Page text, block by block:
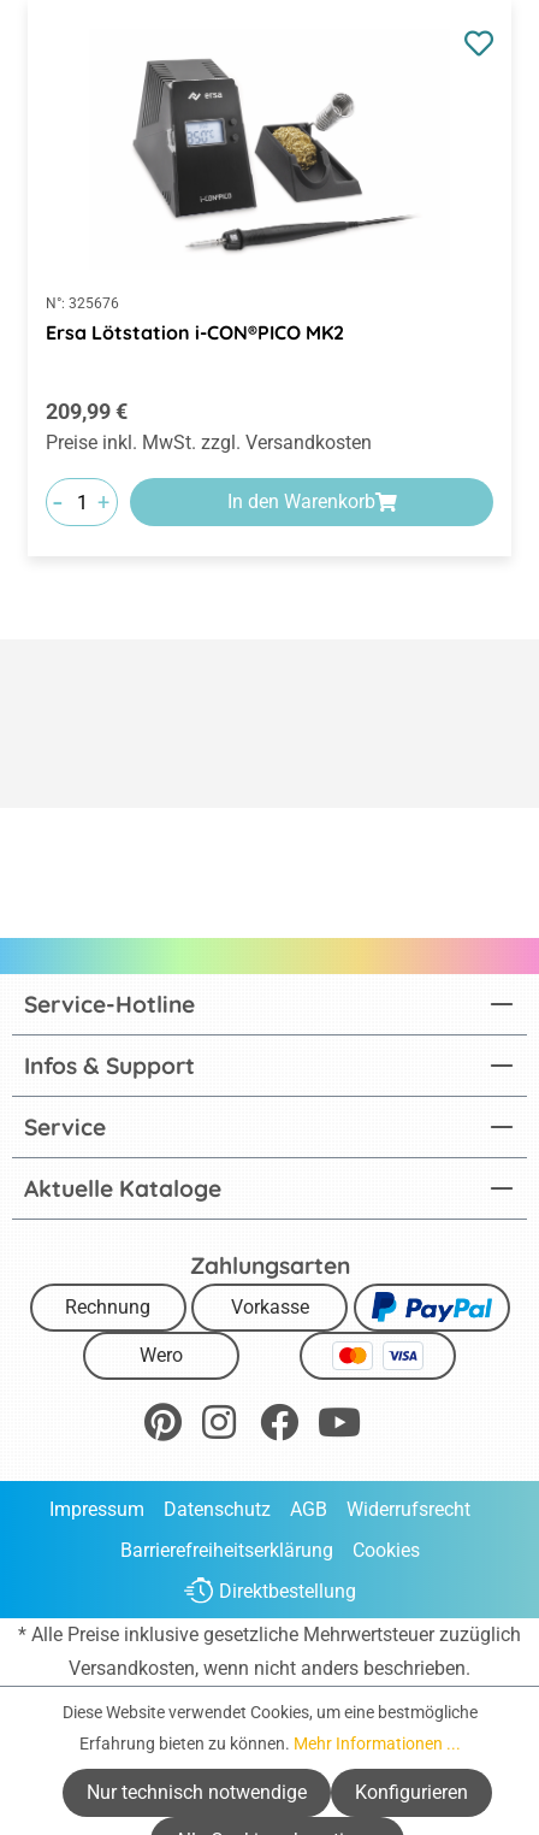
N°: 325676
Ersa Lötstation i-CON®PICO MK2
Regulärer Preis:
209,99 €
Preise inkl. MwSt. zzgl. Versandkosten
- + In den Warenkorb
Aktuelle Kataloge
Service-Hotline
Infos & Support
Service
Zahlungsarten
Rechnung Vorkasse
Wero
Impressum Datenschutz AGB
Widerrufsrecht
Barrierefreiheitserklärung
Cookies
Direktbestellung
* Alle Preise inklusive gesetzliche Mehrwertsteuer zuzüglich
Versandkosten, wenn nicht anders beschrieben.
Diese Website verwendet Cookies, um eine bestmögliche
Erfahrung bieten zu können. Mehr Informationen ...
Nur technisch notwendige Konfigurieren